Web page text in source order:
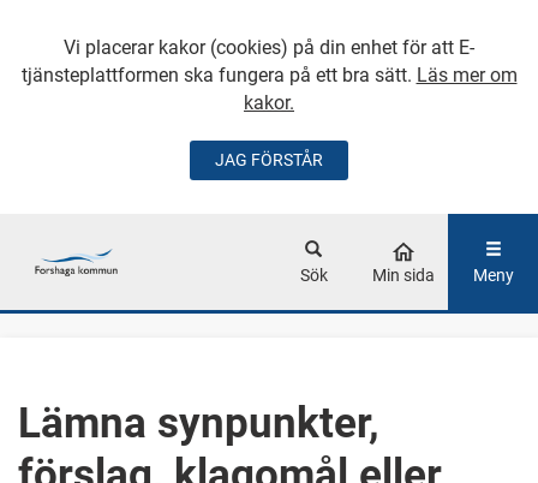
Vi placerar kakor (cookies) på din enhet för att E-
tjänsteplattformen ska fungera på ett bra sätt. Läs mer om
kakor.
JAG FÖRSTÅR
GÅ DIREKT TILL
Sök Min sida Meny
Lämna synpunkter,